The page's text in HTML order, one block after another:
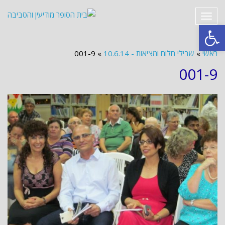
פתח סרגל נגישות
תפריט
ראשי » שבילי חלום ומציאות - 10.6.14 »
001-9
001-9